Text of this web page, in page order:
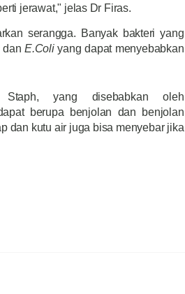
jerawat," jelas Dr Firas.
serangga. Banyak bakteri yang
danE.Coliyang dapat menyebabkan
yang disebabkan oleh
berupa benjolan dan benjolan
dan kutu air juga bisa menyebar jika